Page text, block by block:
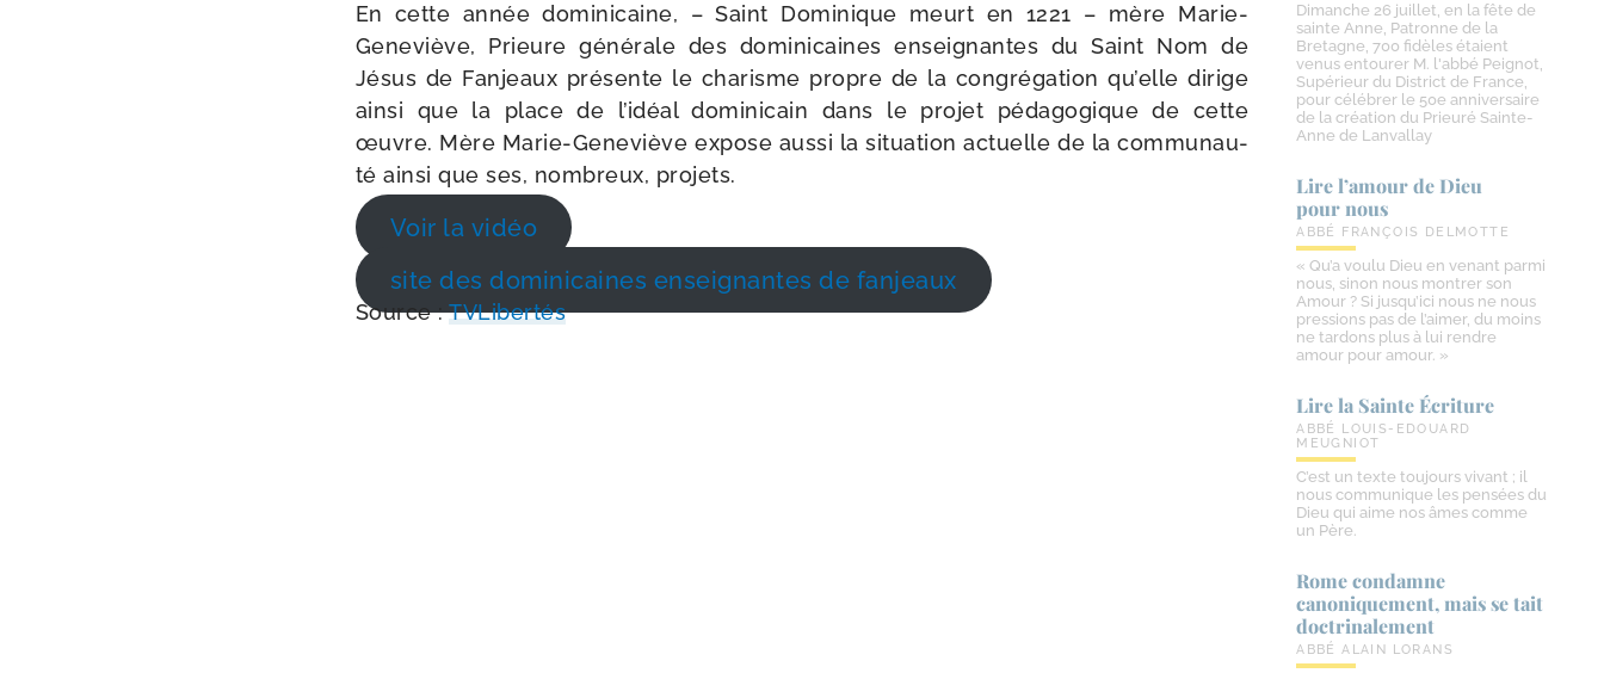
En cette année domi­ni­caine, – Saint Dominique meurt en 1221 – mère Marie-​
Geneviève, Prieure géné­rale des domi­ni­caines ensei­gnantes du Saint Nom de
Jésus de Fanjeaux pré­sente le cha­risme propre de la congré­ga­tion qu’elle dirige
ain­si que la place de l’idéal domi­ni­cain dans le pro­jet péda­go­gique de cette
œuvre. Mère Marie-​Geneviève expose aus­si la situa­tion actuelle de la com­mu­nau­
té ain­si que ses, nom­breux, projets.
Voir la vidéo
site des domi­ni­caines ensei­gnantes de fanjeaux
Source :TVLibertés
Dimanche 26 juillet, en la fête de
sainte Anne, Patronne de la
Bretagne, 700 fidèles étaient
venus entourer M. l'abbé Peignot,
Supérieur du District de France,
pour célébrer le 50e anniversaire
de la création du Prieuré Sainte-
Anne de Lanvallay
Lire l’amour de Dieu
pour nous
ABBÉ FRANÇOIS DELMOTTE
« Qu’a voulu Dieu en venant parmi
nous, sinon nous montrer son
Amour ? Si jusqu’ici nous ne nous
pressions pas de l’aimer, du moins
ne tardons plus à lui rendre
amour pour amour. »
Lire la Sainte Écriture
ABBÉ LOUIS-EDOUARD
MEUGNIOT
C’est un texte toujours vivant ; il
nous communique les pensées du
Dieu qui aime nos âmes comme
un Père.
Rome condamne
canoniquement, mais se tait
doctrinalement
ABBÉ ALAIN LORANS